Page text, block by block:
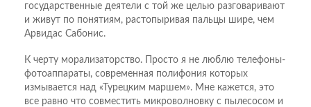
государственные деятели с той же целью разговаривают
и живут по понятиям, растопыривая пальцы шире, чем
Арвидас Сабонис.
К черту морализаторство. Просто я не люблю телефоны-
фотоаппараты, современная полифония которых
измывается над «Турецким маршем». Мне кажется, это
все равно что совместить микроволновку с пылесосом и